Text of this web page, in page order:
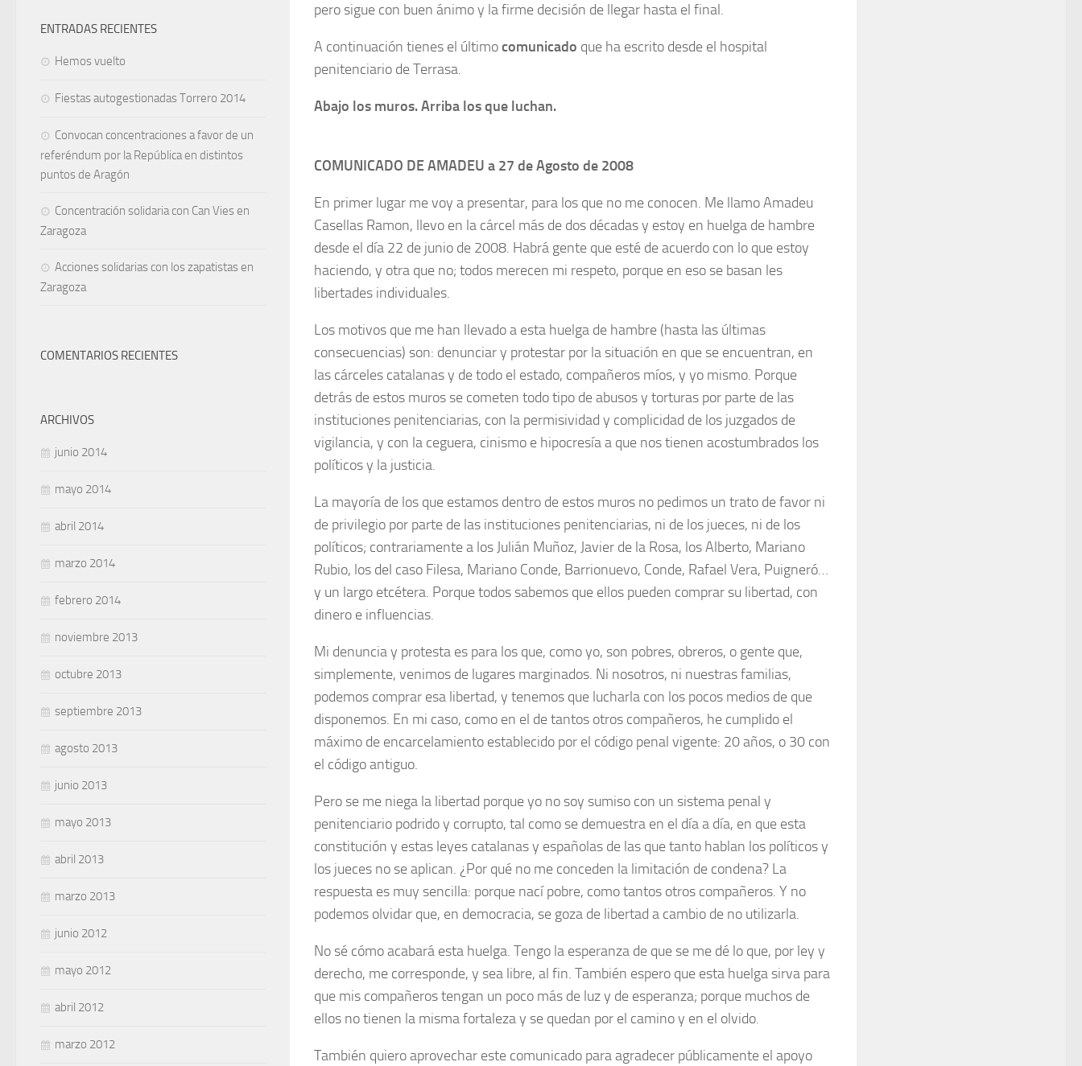
pero sigue con buen ánimo y la firme decisión de llegar hasta el final.
A continuación tienes el últimocomunicado que ha escrito desde el hospital
penitenciario de Terrasa.
Abajo los muros. Arriba los que luchan.
COMUNICADO DE AMADEU a 27 de Agosto de 2008
En primer lugar me voy a presentar, para los que no me conocen. Me llamo Amadeu
Casellas Ramon, llevo en la cárcel más de dos décadas y estoy en huelga de hambre
desde el día 22 de junio de 2008. Habrá gente que esté de acuerdo con lo que estoy
haciendo, y otra que no; todos merecen mi respeto, porque en eso se basan les
libertades individuales.
Los motivos que me han llevado a esta huelga de hambre (hasta las últimas
consecuencias) son: denunciar y protestar por la situación en que se encuentran, en
las cárceles catalanas y de todo el estado, compañeros míos, y yo mismo. Porque
detrás de estos muros se cometen todo tipo de abusos y torturas por parte de las
instituciones penitenciarias, con la permisividad y complicidad de los juzgados de
vigilancia, y con la ceguera, cinismo e hipocresía a que nos tienen acostumbrados los
políticos y la justicia.
La mayoría de los que estamos dentro de estos muros no pedimos un trato de favor ni
de privilegio por parte de las instituciones penitenciarias, ni de los jueces, ni de los
políticos; contrariamente a los Julián Muñoz, Javier de la Rosa, los Alberto, Mariano
Rubio, los del caso Filesa, Mariano Conde, Barrionuevo, Conde, Rafael Vera, Puigneró…
y un largo etcétera. Porque todos sabemos que ellos pueden comprar su libertad, con
dinero e influencias.
Mi denuncia y protesta es para los que, como yo, son pobres, obreros, o gente que,
simplemente, venimos de lugares marginados. Ni nosotros, ni nuestras familias,
podemos comprar esa libertad, y tenemos que lucharla con los pocos medios de que
disponemos. En mi caso, como en el de tantos otros compañeros, he cumplido el
máximo de encarcelamiento establecido por el código penal vigente: 20 años, o 30 con
el código antiguo.
Pero se me niega la libertad porque yo no soy sumiso con un sistema penal y
penitenciario podrido y corrupto, tal como se demuestra en el día a día, en que esta
constitución y estas leyes catalanas y españolas de las que tanto hablan los políticos y
los jueces no se aplican. ¿Por qué no me conceden la limitación de condena? La
respuesta es muy sencilla: porque nací pobre, como tantos otros compañeros. Y no
podemos olvidar que, en democracia, se goza de libertad a cambio de no utilizarla.
No sé cómo acabará esta huelga. Tengo la esperanza de que se me dé lo que, por ley y
derecho, me corresponde, y sea libre, al fin. También espero que esta huelga sirva para
que mis compañeros tengan un poco más de luz y de esperanza; porque muchos de
ellos no tienen la misma fortaleza y se quedan por el camino y en el olvido.
También quiero aprovechar este comunicado para agradecer públicamente el apoyo
ENTRADAS RECIENTES
Hemos vuelto
Fiestas autogestionadas Torrero 2014
Convocan concentraciones a favor de un
referéndum por la República en distintos
puntos de Aragón
Concentración solidaria con Can Vies en
Zaragoza
Acciones solidarias con los zapatistas en
Zaragoza
COMENTARIOS RECIENTES
ARCHIVOS
junio 2014
mayo 2014
abril 2014
marzo 2014
febrero 2014
noviembre 2013
octubre 2013
septiembre 2013
agosto 2013
junio 2013
mayo 2013
abril 2013
marzo 2013
junio 2012
mayo 2012
abril 2012
marzo 2012